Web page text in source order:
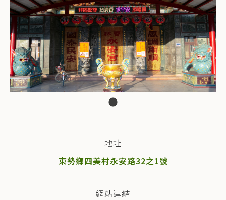
地址
東勢鄉四美村永安路32之1號
網站連結